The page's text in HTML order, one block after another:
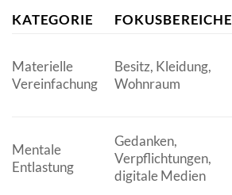
KATEGORIE FOKUSBEREICHE
Materielle
Vereinfachung
Besitz, Kleidung,
Wohnraum
Mentale
Entlastung
Gedanken,
Verpflichtungen,
digitale Medien